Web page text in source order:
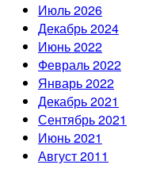
Июль 2026
Декабрь 2024
Июнь 2022
Февраль 2022
Январь 2022
Декабрь 2021
Сентябрь 2021
Июнь 2021
Август 2011